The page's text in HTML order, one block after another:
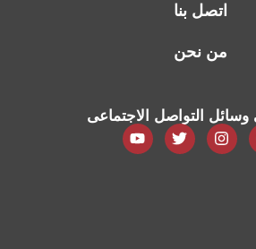
اتصل بنا
من نحن
وسائل التواصل الاجتماعى